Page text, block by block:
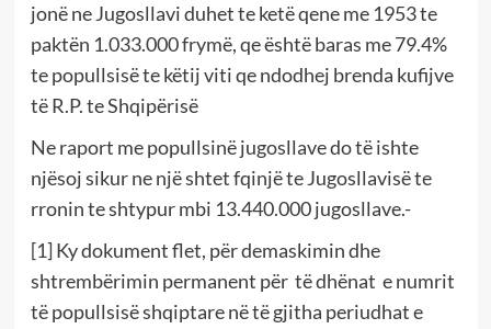
jonë ne Jugosllavi duhet te ketë qene me 1953 te
paktën 1.033.000 frymë, qe është baras me 79.4%
te popullsisë te këtij viti qe ndodhej brenda kufijve
të R.P. te Shqipërisë
Ne raport me popullsinë jugosllave do të ishte
njësoj sikur ne një shtet fqinjë te Jugosllavisë te
rronin te shtypur mbi 13.440.000 jugosllave.-
[1]Ky dokument flet, për demaskimin dhe
shtrembërimin permanent për të dhënat e numrit
të popullsisë shqiptare në të gjitha periudhat e